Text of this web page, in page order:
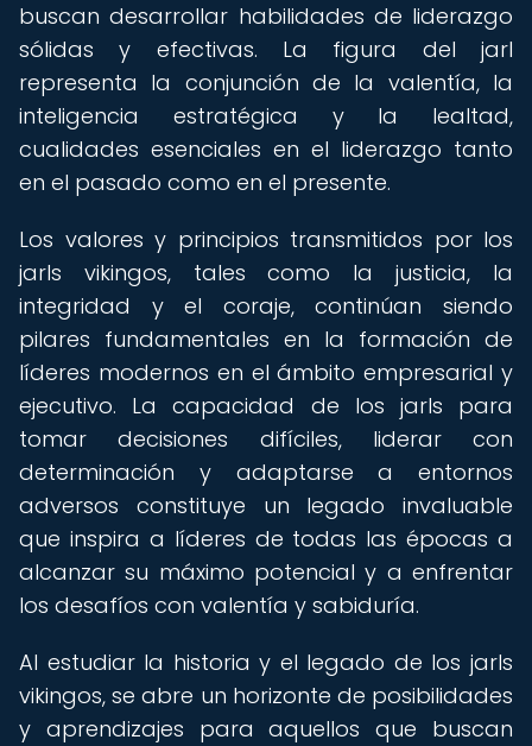
buscan desarrollar habilidades de liderazgo
sólidas y efectivas. La figura del jarl
representa la conjunción de la valentía, la
inteligencia estratégica y la lealtad,
cualidades esenciales en el liderazgo tanto
en el pasado como en el presente.
Los valores y principios transmitidos por los
jarls vikingos, tales como la justicia, la
integridad y el coraje, continúan siendo
pilares fundamentales en la formación de
líderes modernos en el ámbito empresarial y
ejecutivo. La capacidad de los jarls para
tomar decisiones difíciles, liderar con
determinación y adaptarse a entornos
adversos constituye un legado invaluable
que inspira a líderes de todas las épocas a
alcanzar su máximo potencial y a enfrentar
los desafíos con valentía y sabiduría.
Al estudiar la historia y el legado de los jarls
vikingos, se abre un horizonte de posibilidades
y aprendizajes para aquellos que buscan